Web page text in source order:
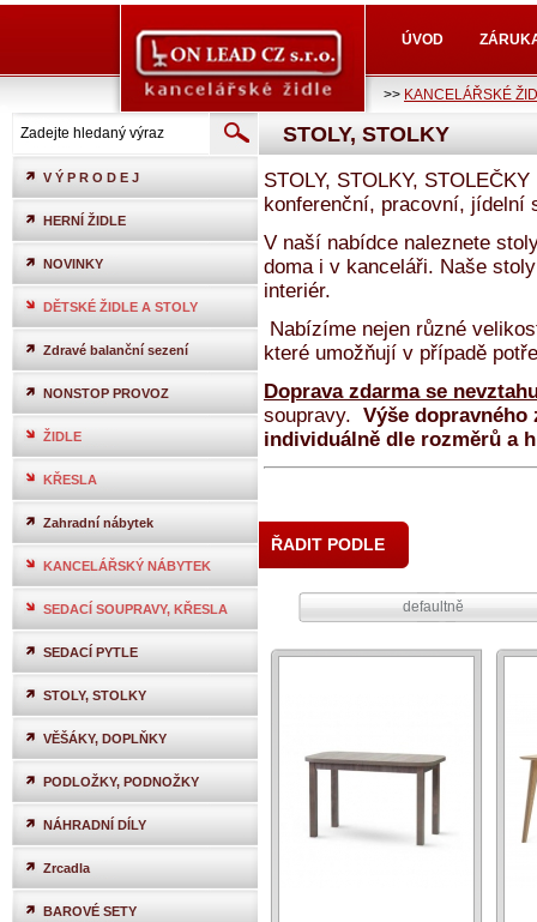
ÚVOD
>> KANCELÁŘSKÉ
V Ý P R O D E J
HERNÍ ŽIDLE
NOVINKY
DĚTSKÉ ŽIDLE A STOLY
Zdravé balanční sezení
NONSTOP PROVOZ
ŽIDLE
KŘESLA
Zahradní nábytek
KANCELÁŘSKÝ NÁBYTEK
SEDACÍ SOUPRAVY, KŘESLA
SEDACÍ PYTLE
STOLY, STOLKY
VĚŠÁKY, DOPLŇKY
PODLOŽKY, PODNOŽKY
NÁHRADNÍ DÍLY
Zrcadla
BAROVÉ SETY
STOLY, STOLKY
STOLY, STOLKY, STOLEČKY
konferenční, pracovní, jídelní
V naší nabídce naleznete
doma i v kanceláři. Naše
interiér.
Nabízíme nejen různé
které umožňují v případě
Doprava zdarma se
soupravy. Výše
individuálně dle rozměrů a
ŘADIT PODLE
defaultně